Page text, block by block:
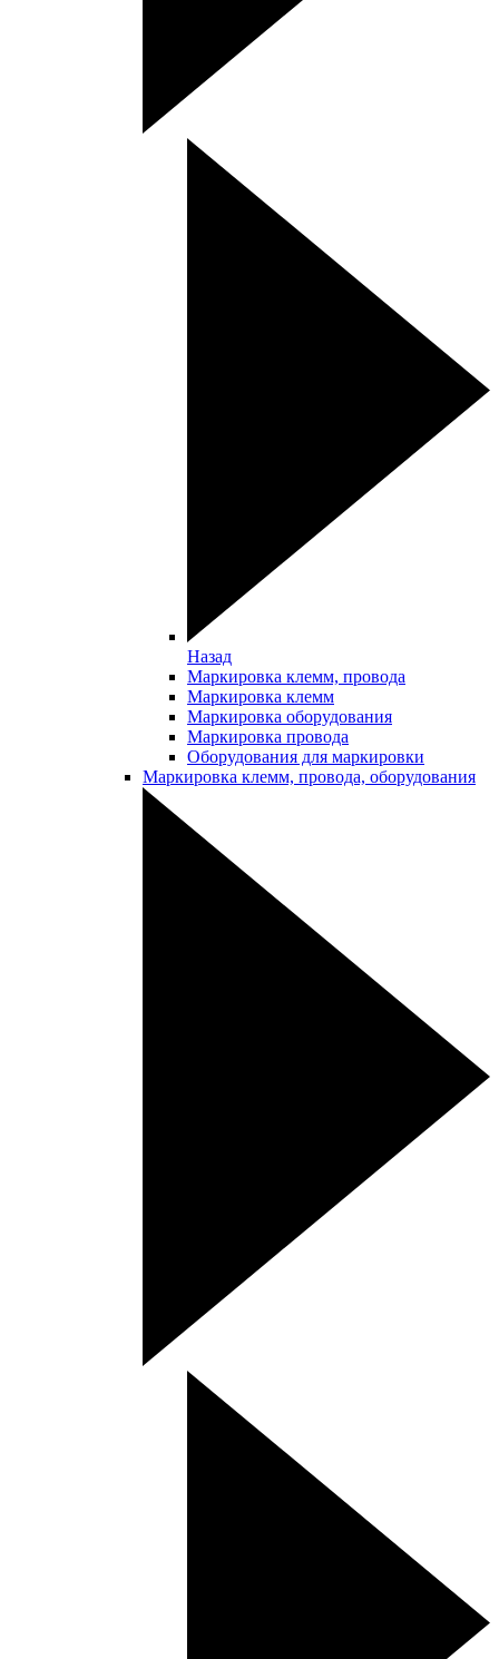
Назад
Маркировка клемм, провода
Маркировка клемм
Маркировка оборудования
Маркировка провода
Оборудования для маркировки
Маркировка клемм, провода, оборудования